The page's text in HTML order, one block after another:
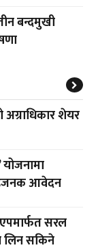
बन्दमुखी
शेयर
आवेदन
सरल
सकिने